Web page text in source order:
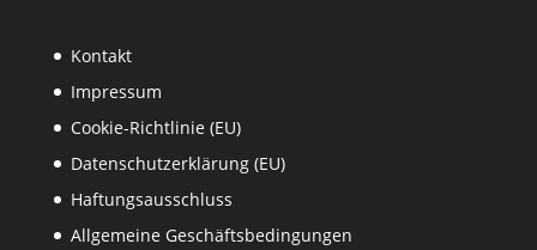
Kontakt
Impressum
Cookie-Richtlinie (EU)
Datenschutzerklärung (EU)
Haftungsausschluss
Allgemeine Geschäftsbedingungen